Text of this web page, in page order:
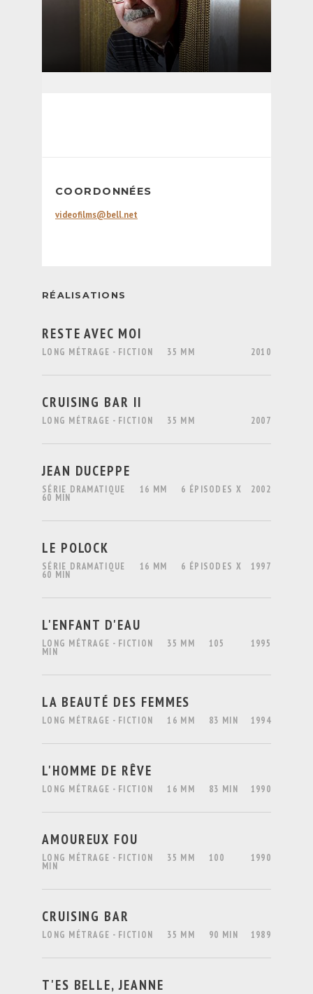
COORDONNÉES
videofilms@bell.net
RÉALISATIONS
RESTE AVEC MOI
LONG MÉTRAGE - FICTION 35 MM 2010
CRUISING BAR II
LONG MÉTRAGE - FICTION 35 MM 2007
JEAN DUCEPPE
SÉRIE DRAMATIQUE 16 MM 6 ÉPISODES X
60 MIN
2002
LE POLOCK
SÉRIE DRAMATIQUE 16 MM 6 ÉPISODES X
60 MIN
1997
L'ENFANT D'EAU
LONG MÉTRAGE - FICTION 35 MM 105
MIN
1995
LA BEAUTÉ DES FEMMES
LONG MÉTRAGE - FICTION 16 MM 83 MIN 1994
L'HOMME DE RÊVE
LONG MÉTRAGE - FICTION 16 MM 83 MIN 1990
AMOUREUX FOU
LONG MÉTRAGE - FICTION 35 MM 100
MIN
1990
CRUISING BAR
LONG MÉTRAGE - FICTION 35 MM 90 MIN 1989
T'ES BELLE, JEANNE